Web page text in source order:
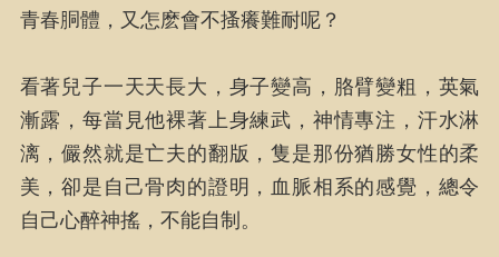
青春胴體，又怎麽會不搔癢難耐呢？
看著兒子一天天長大，身子變高，胳臂變粗，英氣
漸露，每當見他裸著上身練武，神情專注，汗水淋
漓，儼然就是亡夫的翻版，隻是那份猶勝女性的柔
美，卻是自己骨肉的證明，血脈相系的感覺，總令
自己心醉神搖，不能自制。